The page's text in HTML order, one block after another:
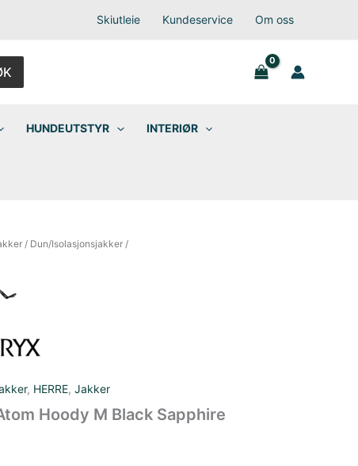
Skiutleie Kundeservice Om oss
HUNDEUTSTYR INTERIØR
/ Dun/Isolasjonsjakker/
, HERRE, Jakker
Hoody M Black Sapphire